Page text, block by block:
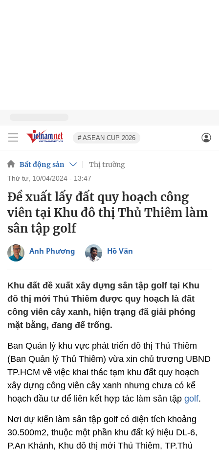
# ASEAN CUP 2026
Bất động sản Thị trường
thứ tư, 10/04/2024 - 13:47
Đề xuất lấy đất quy hoạch công
viên tại Khu đô thị Thủ Thiêm làm
sân tập golf
Anh Phương Hồ Văn
Khu đất đề xuất xây dựng sân tập golf tại Khu
đô thị mới Thủ Thiêm được quy hoạch là đất
công viên cây xanh, hiện trạng đã giải phóng
mặt bằng, đang để trống.
Ban Quản lý khu vực phát triển đô thị Thủ Thiêm
(Ban Quản lý Thủ Thiêm) vừa xin chủ trương UBND
TP.HCM về việc khai thác tạm khu đất quy hoạch
xây dựng công viên cây xanh nhưng chưa có kế
hoạch đầu tư để liên kết hợp tác làm sân tập golf.
Nơi dự kiến làm sân tập golf có diện tích khoảng
30.500m2, thuộc một phần khu đất ký hiệu DL-6,
P.An Khánh, Khu đô thị mới Thủ Thiêm, TP.Thủ